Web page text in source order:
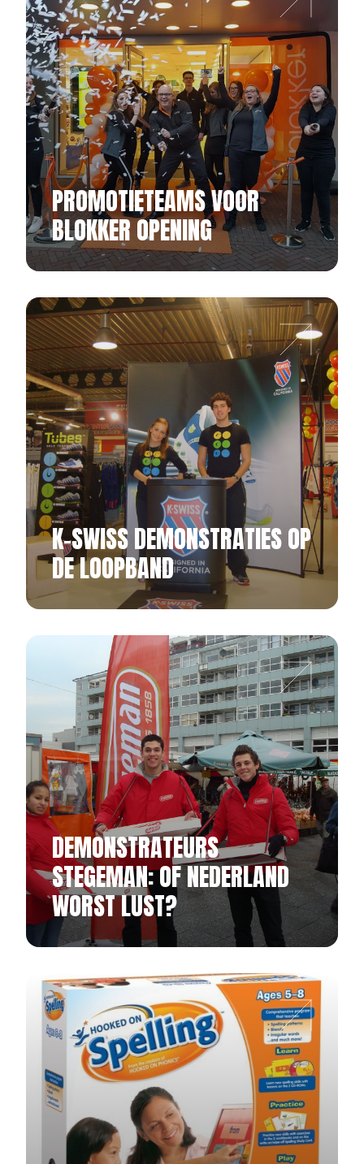
PROMOTIETEAMS VOOR
BLOKKER OPENING
K-SWISS DEMONSTRATIES OP
DE LOOPBAND
DEMONSTRATEURS
STEGEMAN: OF NEDERLAND
WORST LUST?